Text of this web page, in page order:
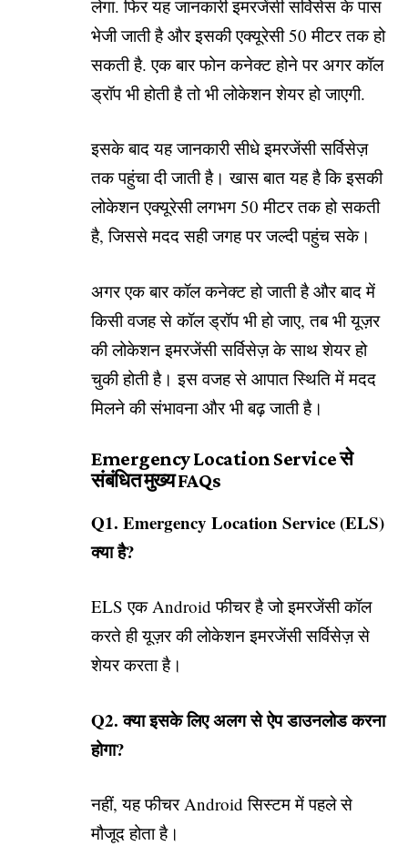
लेगा. फिर यह जानकारी इमरजेंसी सर्विसेस के पास
भेजी जाती है और इसकी एक्यूरेसी 50 मीटर तक हो
सकती है. एक बार फोन कनेक्ट होने पर अगर कॉल
ड्रॉप भी होती है तो भी लोकेशन शेयर हो जाएगी.
इसके बाद यह जानकारी सीधे इमरजेंसी सर्विसेज़
तक पहुंचा दी जाती है। खास बात यह है कि इसकी
लोकेशन एक्यूरेसी लगभग 50 मीटर तक हो सकती
है, जिससे मदद सही जगह पर जल्दी पहुंच सके।
अगर एक बार कॉल कनेक्ट हो जाती है और बाद में
किसी वजह से कॉल ड्रॉप भी हो जाए, तब भी यूज़र
की लोकेशन इमरजेंसी सर्विसेज़ के साथ शेयर हो
चुकी होती है। इस वजह से आपात स्थिति में मदद
मिलने की संभावना और भी बढ़ जाती है।
Emergency Location Service से
संबंधित मुख्य FAQs
Q1. Emergency Location Service (ELS)
क्या है?
ELS एक Android फीचर है जो इमरजेंसी कॉल
करते ही यूज़र की लोकेशन इमरजेंसी सर्विसेज़ से
शेयर करता है।
Q2. क्या इसके लिए अलग से ऐप डाउनलोड करना
होगा?
नहीं, यह फीचर Android सिस्टम में पहले से
मौजूद होता है।